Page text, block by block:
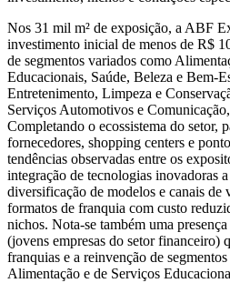
Nos 31 mil m² de exposição, a ABF
investimento inicial de menos de R$
de segmentos variados como
Educacionais, Saúde, Beleza e Bem-
Entretenimento, Limpeza e
Serviços Automotivos e
Completando o ecossistema do setor,
fornecedores, shopping centers e
tendências observadas entre os
integração de tecnologias inovadoras
diversificação de modelos e canais de
formatos de franquia com custo
nichos. Nota-se também uma
(jovens empresas do setor financeiro)
franquias e a reinvenção de
Alimentação e de Serviços